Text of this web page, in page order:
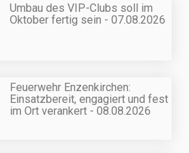
Umbau des VIP-Clubs soll im
Oktober fertig sein - 07.08.2026
Feuerwehr Enzenkirchen:
Einsatzbereit, engagiert und fest
im Ort verankert - 08.08.2026